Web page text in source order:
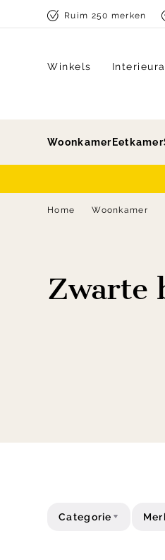
Skip to contentRuim 250 merken
Winkels
Woonkamer Eetkamer
Home Woonkamer
Zwarte
Categorie